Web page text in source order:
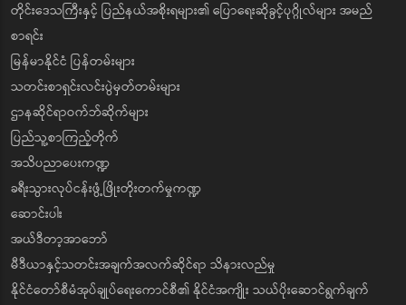
တိုင်းဒေသကြီးနှင့် ပြည်နယ်အစိုးရများ၏ ပြောရေးဆိုခွင့်ပုဂ္ဂိုလ်များ အမည်
စာရင်း
မြန်မာနိုင်ငံ ပြန်တမ်းများ
သတင်းစာရှင်းလင်းပွဲမှတ်တမ်းများ
ဌာနဆိုင်ရာဝက်ဘ်ဆိုက်များ
ပြည်သူ့စာကြည့်တိုက်
အသိပညာပေးကဏ္ဍ
ခရီးသွားလုပ်ငန်းဖွံ့ဖြိုးတိုးတက်မှုကဏ္ဍ
ဆောင်းပါး
အယ်ဒီတာ့အာဘော်
မီဒီယာနှင့်သတင်းအချက်အလက်ဆိုင်ရာ သိနားလည်မှု
နိုင်ငံတော်စီမံအုပ်ချုပ်ရေးကောင်စီ၏ နိုင်ငံအကျိုး သယ်ပိုးဆောင်ရွက်ချက်